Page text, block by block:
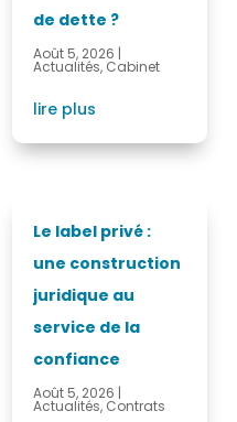
de dette ?
Août 5, 2026 |
Actualités, Cabinet
lire plus
Le label privé :
une construction
juridique au
service de la
confiance
Août 5, 2026 |
Actualités, Contrats